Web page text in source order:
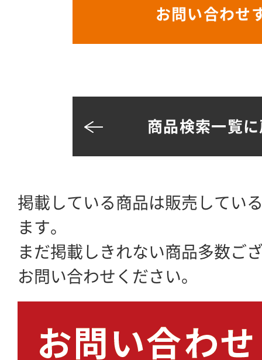
お問い合わせ
商品検索一覧
掲載している商品は販売してい
ます。
まだ掲載しきれない商品多数ご
お問い合わせください。